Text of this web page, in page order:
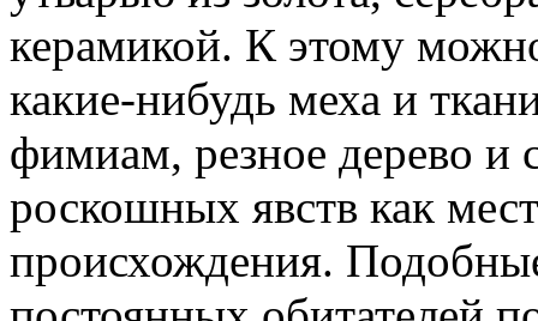
керамикой. К этому
какие-нибудь меха и
фимиам, резное дерево и
роскошных явств как
происхождения.